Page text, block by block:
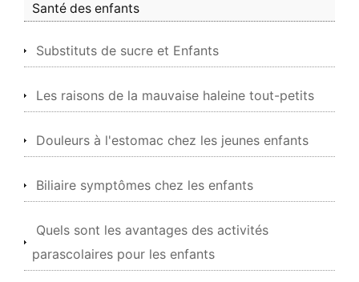
Santé des enfants
Substituts de sucre et Enfants
Les raisons de la mauvaise haleine tout-petits
Douleurs à l'estomac chez les jeunes enfants
Biliaire symptômes chez les enfants
Quels sont les avantages des activités
parascolaires pour les enfants